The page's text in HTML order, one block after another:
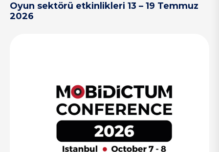
Oyun sektörü etkinlikleri 13 – 19 Temmuz
2026